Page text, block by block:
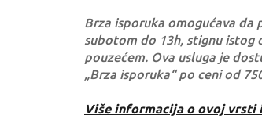
Brza isporuka omogućava da
subotom do 13h, stignu istog
pouzećem. Ova usluga je
„Brza isporuka“ po ceni od
Više informacija o ovoj vrsti